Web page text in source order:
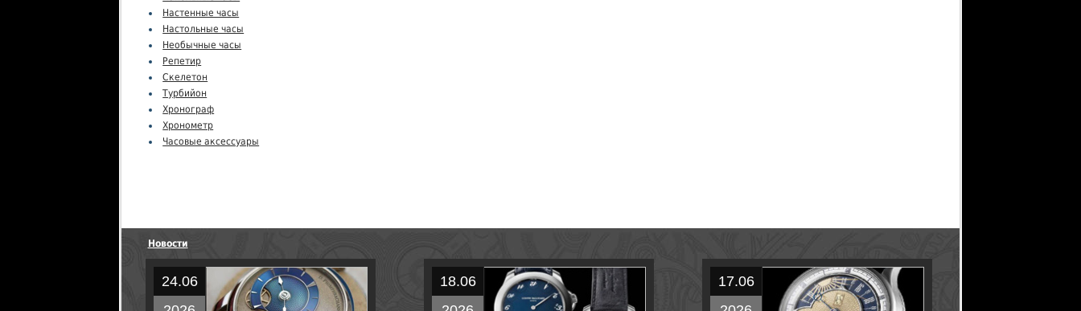
Настенные часы
Настольные часы
Необычные часы
Репетир
Скелетон
Турбийон
Хронограф
Хронометр
Часовые аксессуары
Новости
24.06
18.06
17.06